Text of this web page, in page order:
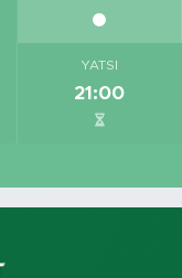
YATSI
21:00